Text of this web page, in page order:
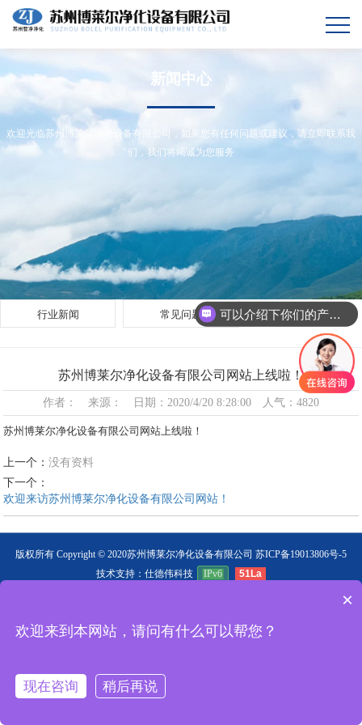
新闻中心
欢迎光临苏州博莱尔净化设备有限公司，如果您有任何问题或建议，请立即联系我
们，我们将竭诚为您服务
行业新闻 常见问题
首页 >行业新闻
苏州博莱尔净化设备有限公司网站上线啦！
作者： 来源： 日期：2020/4/20 8:28:00 人气：4820
苏州博莱尔净化设备有限公司网站上线啦！
上一个：没有资料
下一个：
欢迎来访苏州博莱尔净化设备有限公司网站！
版权所有 Copyright © 2020苏州博莱尔净化设备有限公司 苏ICP备19013806号-5
技术支持：仕德伟科技
IPv6 51La
可以介绍下你们的产品么
×
欢迎来到本网站，请问有什么可以帮您？
现在咨询 稍后再说